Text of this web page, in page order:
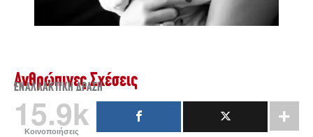
Ανθρώπινες Σχέσεις
ΕΝΑΛΛΑΚΤΙΚΉ ΔΡΆΣΗ
15.9k
Κοινοποιήσεις